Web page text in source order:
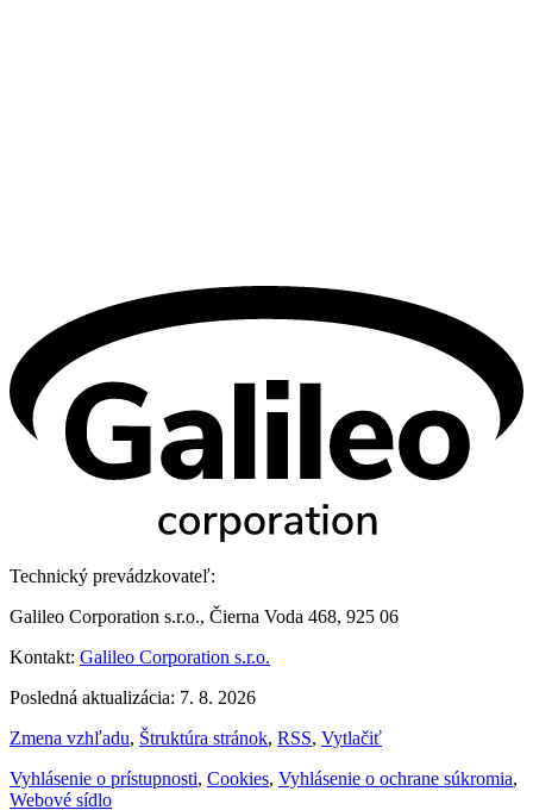
Technický prevádzkovateľ:
Galileo Corporation s.r.o., Čierna Voda 468, 925 06
Kontakt: Galileo Corporation s.r.o.
Posledná aktualizácia: 7. 8. 2026
Zmena vzhľadu, Štruktúra stránok, RSS, Vytlačiť
Vyhlásenie o prístupnosti, Cookies, Vyhlásenie o ochrane súkromia,
Webové sídlo